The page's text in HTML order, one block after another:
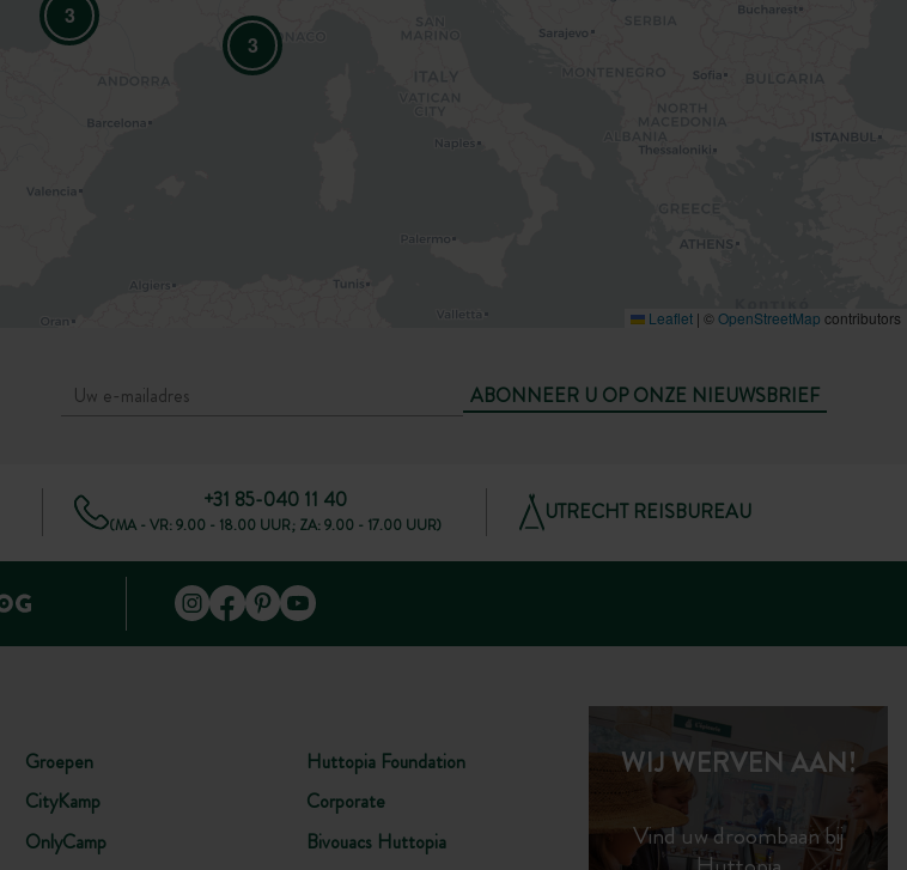
3
3
Leaflet | ©OpenStreetMap contributors
ABONNEER U OP ONZE NIEUWSBRIEF
+31 85-040 11 40
(MA - VR: 9.00 - 18.00 UUR; ZA: 9.00 - 17.00 UUR) UTRECHT REISBUREAU
Groepen
CityKamp
OnlyCamp
Huttopia Foundation
Corporate
Bivouacs Huttopia
WIJ WERVEN AAN!
Vind uw droombaan bij